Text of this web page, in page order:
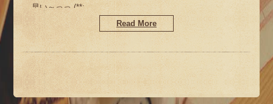
オーナメント連日人気
早い～っっ (**;
そして明日は11月
いよいよ
Read More